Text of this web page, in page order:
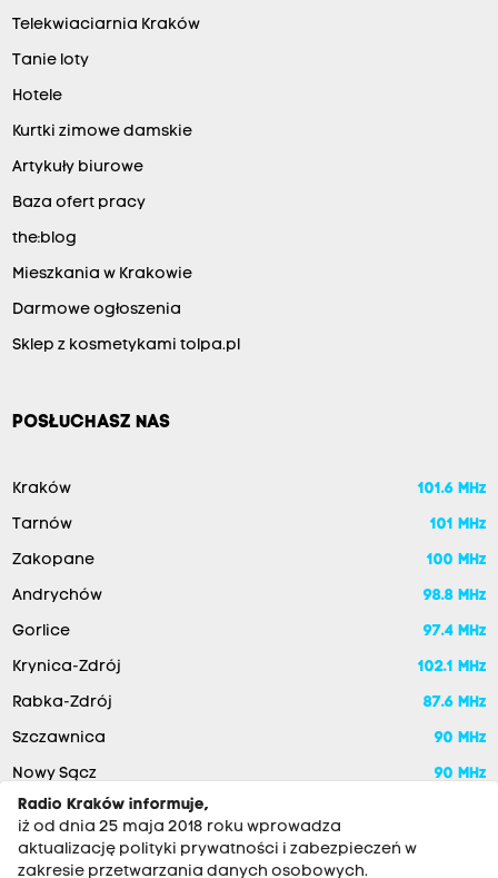
Telekwiaciarnia Kraków
Tanie loty
Hotele
Kurtki zimowe damskie
Artykuły biurowe
Baza ofert pracy
the:blog
Mieszkania w Krakowie
Darmowe ogłoszenia
Sklep z kosmetykami tolpa.pl
POSŁUCHASZ NAS
Kraków 101.6 MHz
Tarnów 101 MHz
Zakopane 100 MHz
Andrychów 98.8 MHz
Gorlice 97.4 MHz
Krynica-Zdrój 102.1 MHz
Rabka-Zdrój 87.6 MHz
Szczawnica 90 MHz
Nowy Sącz
90 MHz
Radio Kraków informuje,
iż od dnia 25 maja 2018 roku wprowadza
aktualizację polityki prywatności i zabezpieczeń w
zakresie przetwarzania danych osobowych.